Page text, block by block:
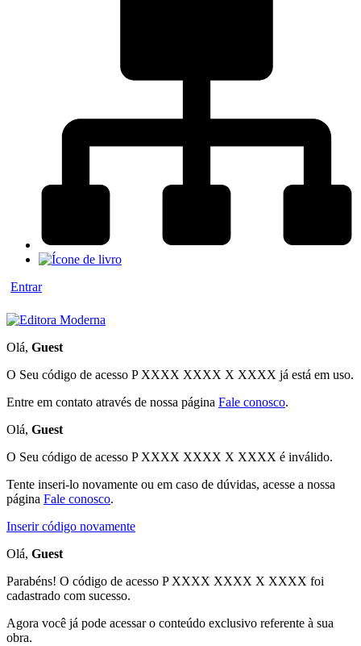
Entrar
Olá, Guest
O Seu código de acesso P XXXX XXXX X XXXX já está em uso.
Entre em contato através de nossa página Fale conosco.
Olá, Guest
O Seu código de acesso P XXXX XXXX X XXXX é inválido.
Tente inseri-lo novamente ou em caso de dúvidas, acesse a nossa
página Fale conosco.
Inserir código novamente
Olá, Guest
Parabéns! O código de acesso P XXXX XXXX X XXXX foi
cadastrado com sucesso.
Agora você já pode acessar o conteúdo exclusivo referente à sua
obra.